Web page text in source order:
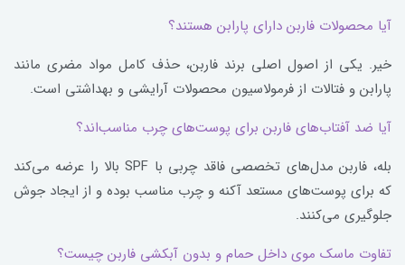
آیا محصولات فاربن دارای پارابن هستند؟
خیر. یکی از اصول اصلی برند فاربن، حذف کامل مواد مضری مانند
پارابن و فتالات از فرمولاسیون محصولات آرایشی و بهداشتی است.
آیا ضد آفتاب‌های فاربن برای پوست‌های چرب مناسب‌اند؟
بله، فاربن مدل‌های تخصصی فاقد چربی با SPF بالا را عرضه می‌کند
که برای پوست‌های مستعد آکنه و چرب مناسب بوده و از ایجاد جوش
جلوگیری می‌کنند.
تفاوت ماسک موی داخل حمام و بدون آبکشی فاربن چیست؟